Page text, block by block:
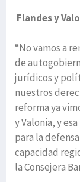
Flandes y
“No vamos a
de
jurídicos y
nuestros
reforma ya
y Valonia, y
para la
capacidad
la Consejera